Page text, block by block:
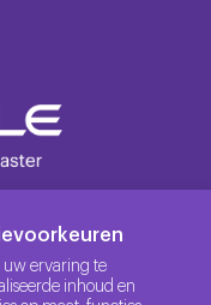
uw ervaring te
inhoud en